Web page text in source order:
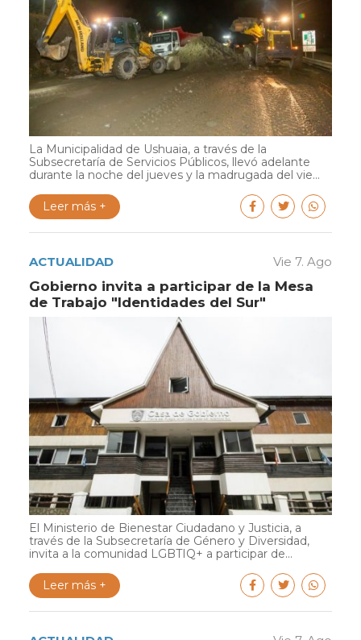
La Municipalidad de Ushuaia, a través de la
Subsecretaría de Servicios Públicos, llevó adelante
durante la noche del jueves y la madrugada del vie...
Leer más +
ACTUALIDAD Vie 7. Ago
Gobierno invita a participar de la Mesa
de Trabajo "Identidades del Sur"
El Ministerio de Bienestar Ciudadano y Justicia, a
través de la Subsecretaría de Género y Diversidad,
invita a la comunidad LGBTIQ+ a participar de...
Leer más +